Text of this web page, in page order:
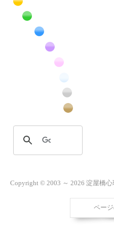
黄色の花のフリー写真素材
緑色の花のフリー写真素材
青色の花のフリー写真素材
紫色の花のフリー写真素材
白色の花のフリー写真素材
昆虫のフリー写真素材
Copyright © 2003 ～ 2026 淀屋橋
ペー